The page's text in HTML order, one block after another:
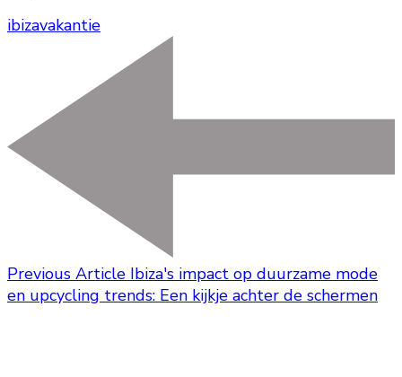
ibizavakantie
Previous Article Ibiza's impact op duurzame mode
en upcycling trends: Een kijkje achter de schermen